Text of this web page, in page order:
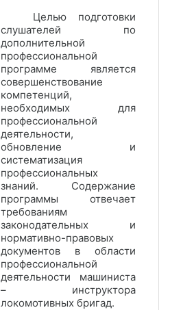
Целью подготовки
слушателей по
дополнительной
профессиональной
программе является
совершенствование
компетенций,
необходимых для
профессиональной
деятельности,
обновление и
систематизация
профессиональных
знаний. Содержание
программы отвечает
требованиям
законодательных и
нормативно-правовых
документов в области
профессиональной
деятельности машиниста
– инструктора
локомотивных бригад.